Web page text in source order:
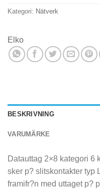
Kategori: Nätverk
Elko
BESKRIVNING
VARUMÄRKE
Datauttag 2×8 kategori 6
sker p? slitskontakter typ
framifr?n med uttaget p?